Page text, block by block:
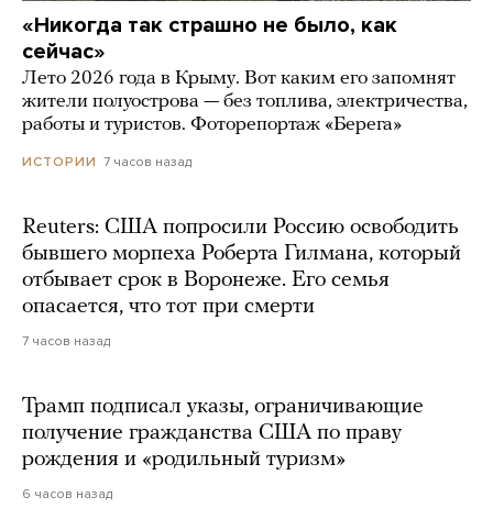
«Никогда так страшно не было, как
сейчас»
Лето 2026 года в Крыму. Вот каким его запомнят
жители полуострова — без топлива, электричества,
работы и туристов. Фоторепортаж «Берега»
ИСТОРИИ 7 часов назад
Reuters: США попросили Россию освободить
бывшего морпеха Роберта Гилмана, который
отбывает срок в Воронеже. Его семья
опасается, что тот при смерти
7 часов назад
Трамп подписал указы, ограничивающие
получение гражданства США по праву
рождения и «родильный туризм»
6 часов назад